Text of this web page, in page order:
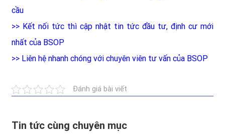
cầu
>> Kết nối tức thì cập nhật tin tức đầu tư, định cư mới
nhất của BSOP
>> Liên hệ nhanh chóng với chuyên viên tư vấn của BSOP
Đánh giá bài viết
Tin tức cùng chuyên mục